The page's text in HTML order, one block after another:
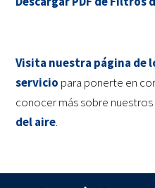
Visita nuestra página de
servicio para ponerte en
conocer más sobre nuestros
del aire.